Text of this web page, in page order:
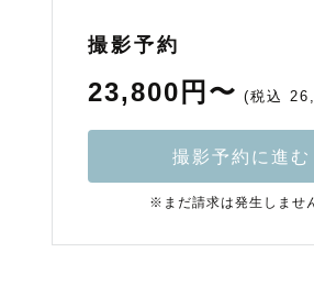
撮影予約
23,800円〜 (税込
撮影予約に進む
※まだ請求は発生しませ